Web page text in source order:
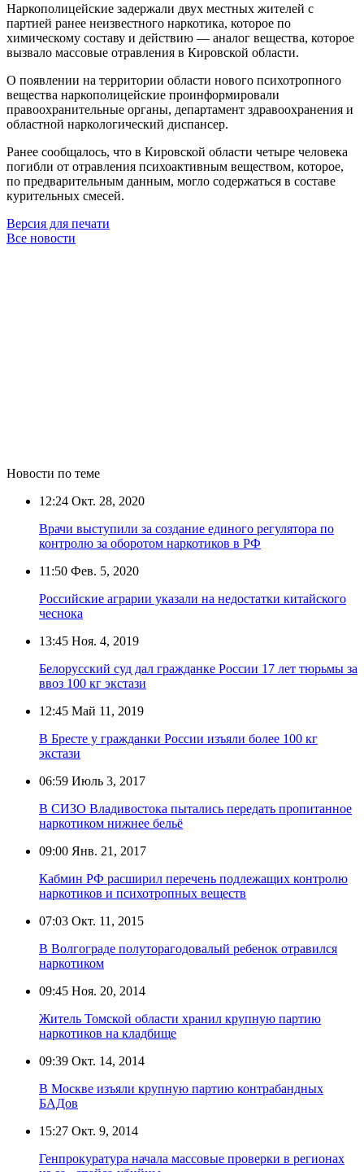
Наркополицейские задержали двух местных жителей с
партией ранее неизвестного наркотика, которое по
химическому составу и действию — аналог вещества, которое
вызвало массовые отравления в Кировской области.
О появлении на территории области нового психотропного
вещества наркополицейские проинформировали
правоохранительные органы, департамент здравоохранения и
областной наркологический диспансер.
Ранее сообщалось, что в Кировской области четыре человека
погибли от отравления психоактивным веществом, которое,
по предварительным данным, могло содержаться в составе
курительных смесей.
Версия для печати
Все новости
Новости по теме
12:24 Окт. 28, 2020
Врачи выступили за создание единого регулятора по
контролю за оборотом наркотиков в РФ
11:50 Фев. 5, 2020
Российские аграрии указали на недостатки китайского
чеснока
13:45 Ноя. 4, 2019
Белорусский суд дал гражданке России 17 лет тюрьмы за
ввоз 100 кг экстази
12:45 Май 11, 2019
В Бресте у гражданки России изъяли более 100 кг
экстази
06:59 Июль 3, 2017
В СИЗО Владивостока пытались передать пропитанное
наркотиком нижнее бельё
09:00 Янв. 21, 2017
Кабмин РФ расширил перечень подлежащих контролю
наркотиков и психотропных веществ
07:03 Окт. 11, 2015
В Волгограде полуторагодовалый ребенок отравился
наркотиком
09:45 Ноя. 20, 2014
Житель Томской области хранил крупную партию
наркотиков на кладбище
09:39 Окт. 14, 2014
В Москве изъяли крупную партию контрабандных
БАДов
15:27 Окт. 9, 2014
Генпрокуратура начала массовые проверки в регионах